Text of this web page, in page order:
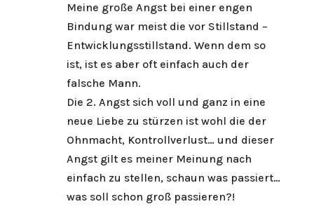
Meine große Angst bei einer engen
Bindung war meist die vor Stillstand –
Entwicklungsstillstand. Wenn dem so
ist, ist es aber oft einfach auch der
falsche Mann.
Die 2. Angst sich voll und ganz in eine
neue Liebe zu stürzen ist wohl die der
Ohnmacht, Kontrollverlust… und dieser
Angst gilt es meiner Meinung nach
einfach zu stellen, schaun was passiert…
was soll schon groß passieren?!